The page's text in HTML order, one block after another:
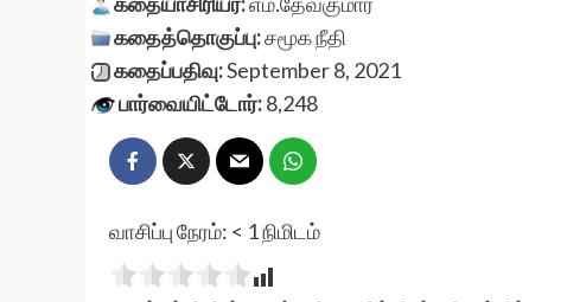
கதைத்தொகுப்பு:சமூக நீதி
கதைப்பதிவு:September 8, 2021
பார்வையிட்டோர்:8,248
வாசிப்பு நேரம்: < 1நிமிடம்